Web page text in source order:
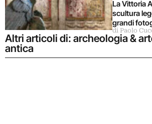
La Vittoria
scultura
grandi
di Paolo
Altri articoli di: archeologia &
antica